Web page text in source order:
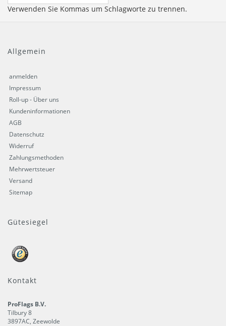
Verwenden Sie Kommas um Schlagworte zu trennen.
Allgemein
anmelden
Impressum
Roll-up - Über uns
Kundeninformationen
AGB
Datenschutz
Widerruf
Zahlungsmethoden
Mehrwertsteuer
Versand
Sitemap
Gütesiegel
Kontakt
ProFlags B.V.
Tilbury 8
3897AC, Zeewolde